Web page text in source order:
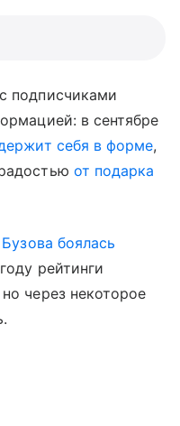
подписчиками
в сентябре
себя в форме,
от подарка
Бузова боялась
рейтинги
через некоторое